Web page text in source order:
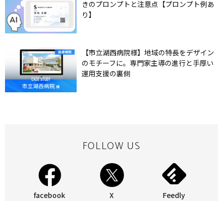
きのプロンプトと注意点【プロンプト例あ
り】
【市立湖西病院様】地域の特長をデザイン
のモチーフに。専門家主導の進行と手厚い
運用支援の裏側
FOLLOW US
facebook X Feedly